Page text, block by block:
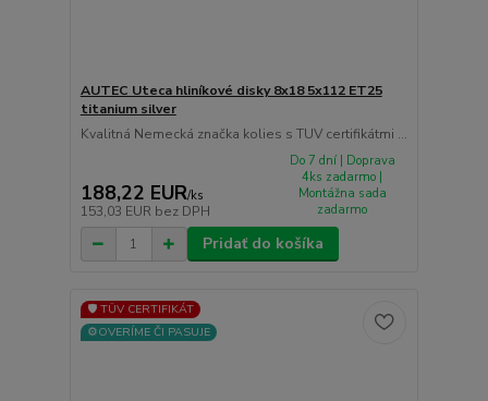
AUTEC Uteca hliníkové disky 8x18 5x112 ET25
titanium silver
Kvalitná Nemecká značka kolies s TUV certifikátmi ...
188,22 EUR/ks
153,03 EUR bez DPH
Do 7 dní | Doprava
4ks zadarmo |
Montážna sada
zadarmo
Pridať do košíka
🛡️ TÜV CERTIFIKÁT
⚙️OVERÍME ČI PASUJE